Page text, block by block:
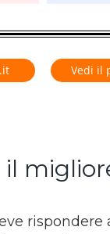
Vedi il
il
rispondere